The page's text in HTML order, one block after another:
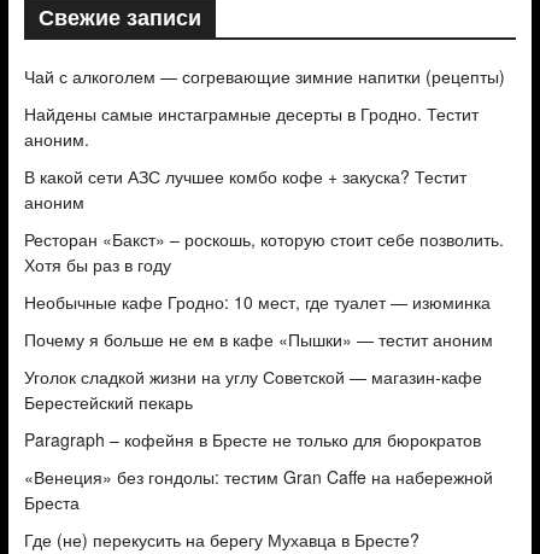
Свежие записи
Чай с алкоголем — согревающие зимние напитки (рецепты)
Найдены самые инстаграмные десерты в Гродно. Тестит
аноним.
В какой сети АЗС лучшее комбо кофе + закуска? Тестит
аноним
Ресторан «Бакст» – роскошь, которую стоит себе позволить.
Хотя бы раз в году
Необычные кафе Гродно: 10 мест, где туалет — изюминка
Почему я больше не ем в кафе «Пышки» — тестит аноним
Уголок сладкой жизни на углу Советской — магазин-кафе
Берестейский пекарь
Paragraph – кофейня в Бресте не только для бюрократов
«Венеция» без гондолы: тестим Gran Caffe на набережной
Бреста
Где (не) перекусить на берегу Мухавца в Бресте?